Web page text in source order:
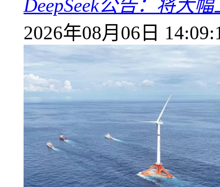
DeepSeek公告：将大
2026年08月06日